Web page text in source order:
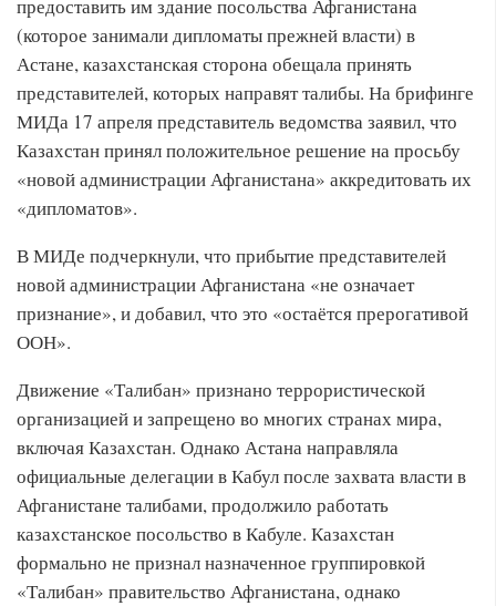
предоставить им здание посольства Афганистана
(которое занимали дипломаты прежней власти) в
Астане, казахстанская сторона обещала принять
представителей, которых направят талибы. На брифинге
МИДа 17 апреля представитель ведомства заявил, что
Казахстан принял положительное решение на просьбу
«новой администрации Афганистана» аккредитовать их
«дипломатов».
В МИДе подчеркнули, что прибытие представителей
новой администрации Афганистана «не означает
признание», и добавил, что это «остаётся прерогативой
ООН».
Движение «Талибан» признано террористической
организацией и запрещено во многих странах мира,
включая Казахстан. Однако Астана направляла
официальные делегации в Кабул после захвата власти в
Афганистане талибами, продолжило работать
казахстанское посольство в Кабуле. Казахстан
формально не признал назначенное группировкой
«Талибан» правительство Афганистана, однако